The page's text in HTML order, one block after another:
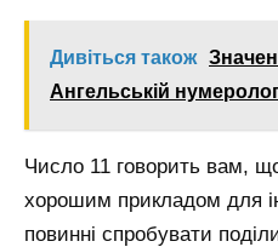
Дивіться також
Ангельській
Число 11 говорить вам,
хорошим прикладом для
повинні спробувати